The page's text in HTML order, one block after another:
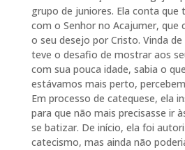
grupo de juniores. Ela conta que
com o Senhor no Acajumer, que
o seu desejo por Cristo. Vinda
teve o desafio de mostrar aos
com sua pouca idade, sabia o
estávamos mais perto,
Em processo de catequese, ela
para que não mais precisasse ir
se batizar. De início, ela foi
catecismo, mas ainda não